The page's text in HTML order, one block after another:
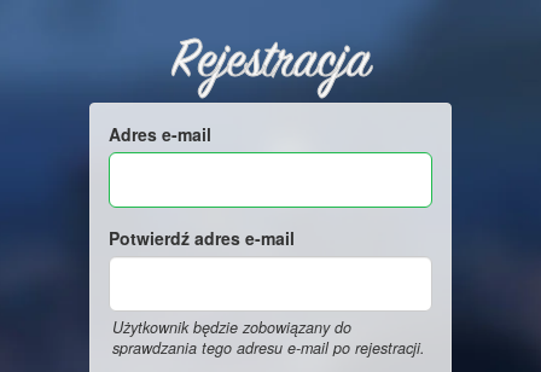
Rejestracja
Adres e-mail
Potwierdź adres e-mail
Użytkownik będzie zobowiązany do
sprawdzania tego adresu e-mail po rejestracji.